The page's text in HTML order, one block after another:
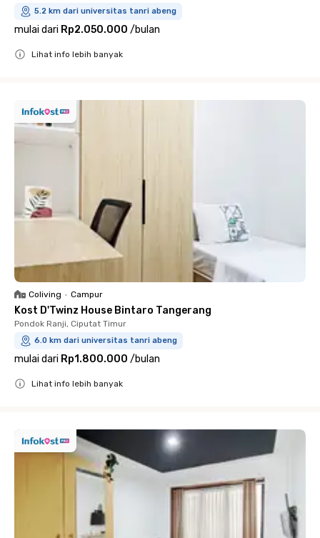
5.2 km dari universitas tanri abeng
mulai dari Rp2.050.000 /bulan
Lihat info lebih banyak
Coliving • Campur
Kost D'Twinz House Bintaro Tangerang
Pondok Ranji, Ciputat Timur
6.0 km dari universitas tanri abeng
mulai dari Rp1.800.000 /bulan
Lihat info lebih banyak